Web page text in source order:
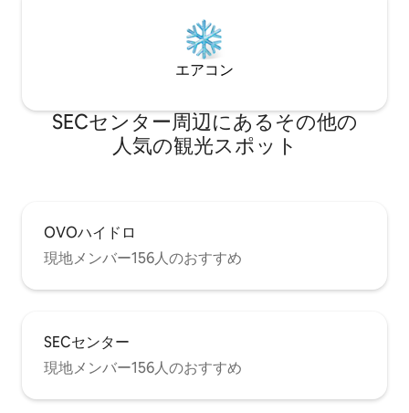
エアコン
SECセンター⁠周⁠辺⁠に⁠あ⁠るそ⁠の⁠他⁠の
人⁠気⁠の観⁠光⁠ス⁠ポ⁠ッ⁠ト
OVOハイドロ
現地メンバー156人のおすすめ
SECセンター
現地メンバー156人のおすすめ